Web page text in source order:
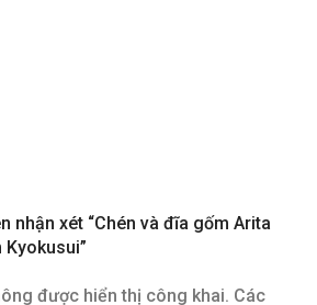
nhận xét “Chén và đĩa gốm Arita
được hiển thị công khai. Các